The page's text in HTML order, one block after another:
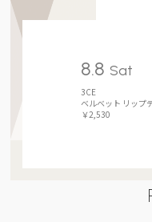
8.8 Sat
3CE
ベルベット リップ
￥2,530